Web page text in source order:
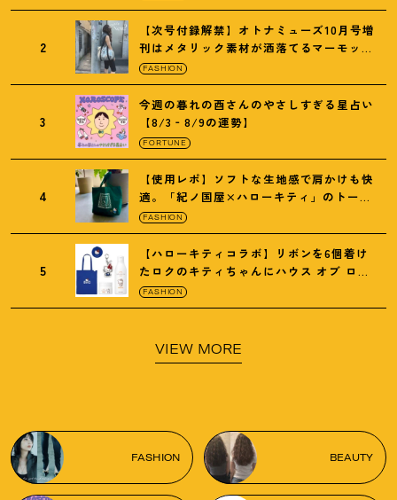
2
【次号付録解禁】オトナミューズ10月号増
刊はメタリック素材が洒落てるマーモット
の保冷バッグ
FASHION
3
今週の暮れの酉さんのやさしすぎる星占い
【8/3‐8/9の運勢】
FORTUNE
4
【使用レポ】ソフトな生地感で肩かけも快
適。「紀ノ国屋×ハローキティ」のトート
がガシガシ使えて最高です
FASHION
5
【ハローキティコラボ】リボンを6個着け
たロクのキティちゃんにハウス オブ ロー
ゼの限定パケも
FASHION
VIEW MORE
FASHION BEAUTY